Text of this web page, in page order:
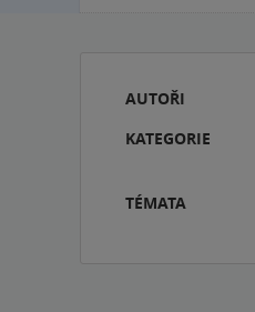
AUTOŘI
KATEGORIE
TÉMATA